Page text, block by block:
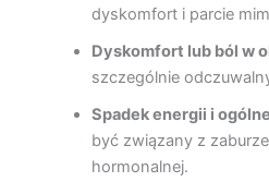
dyskomfort i parcie
Dyskomfort lub ból w
szczególnie
Spadek energii i
być związany z
hormonalnej.